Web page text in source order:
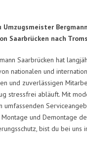
Saarbrücken nach
Saarbrücken hat
nationalen und
und zuverlässigen
stressfrei abläuft. Mit
umfassenden
Montage und Demontage
bist du bei uns